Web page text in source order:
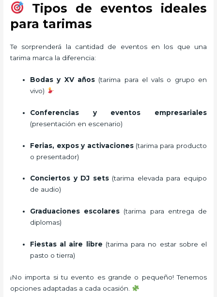
Tipos de eventos ideales
para tarimas
Te sorprenderá la cantidad de eventos en los que una
tarima marca la diferencia:
Bodas y XV años(tarima para el vals o grupo en
vivo)
Conferencias y eventos empresariales
(presentación en escenario)
Ferias, expos y activaciones(tarima para producto
o presentador)
Conciertos y DJ sets(tarima elevada para equipo
de audio)
Graduaciones escolares (tarima para entrega de
diplomas)
Fiestas al aire libre (tarima para no estar sobre el
pasto o tierra)
¡No importa si tu evento es grande o pequeño! Tenemos
opciones adaptadas a cada ocasión.